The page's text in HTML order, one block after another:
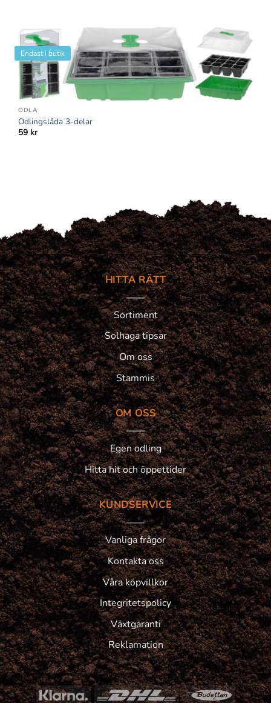
Endast i butik
ODLA
Odlingslåda 3-delar
59 kr
HITTA RÄTT
Sortiment
Solhaga tipsar
Om oss
Stammis
OM OSS
Egen odling
Hitta hit och öppettider
KUNDSERVICE
Vanliga frågor
Kontakta oss
Våra köpvillkor
Integritetspolicy
Växtgaranti
Reklamation